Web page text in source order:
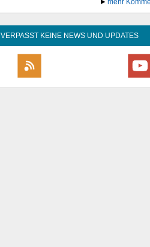
mehr
VERPASST KEINE NEWS UND UPDATES